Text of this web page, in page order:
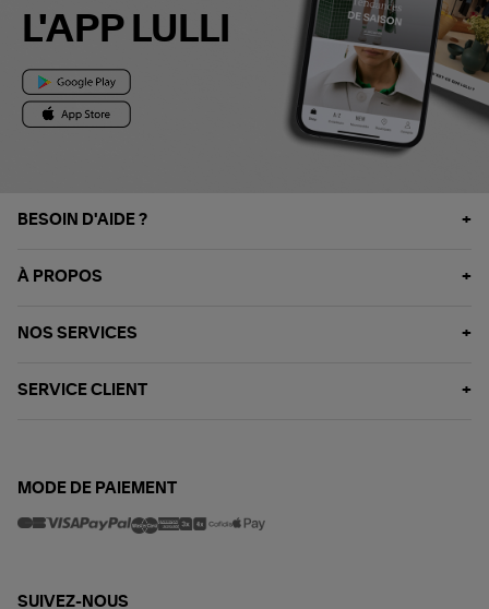
L'APP LULLI
BESOIN D'AIDE ?
À PROPOS
NOS SERVICES
SERVICE CLIENT
MODE DE PAIEMENT
SUIVEZ-NOUS